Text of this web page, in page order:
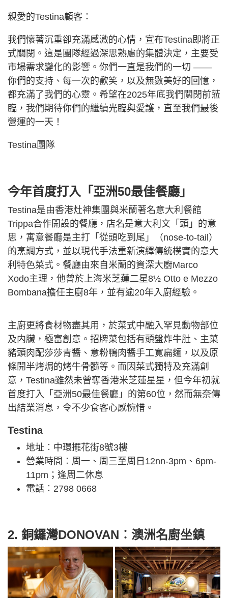
親愛的Testina顧客：
我們懷著沉重卻充滿感激的心情，宣布Testina即將正
式關閉。這是團隊經過深思熟慮的集體決定，主要受
市場需求變化的影響。你們一直是我們的一切 ——
你們的支持、每一次的歡笑，以及無數美好的回憶，
都充滿了我們的心靈。希望在2025年底我們關閉前蒞
臨，我們期待你們的繼續光臨與愛護，直至我們最後
營運的一天！
Testina團隊
今年首度打入「亞洲50最佳餐廳」
Testina是由香港灶神集團與米蘭著名意大利餐館
Trippa合作開設的餐廳，店名是意大利文「頭」的意
思，寓意餐廳是主打「從頭吃到尾」（nose-to-tail）
的烹調方式，並以現代手法重新演繹傳統樸實的意大
利特色菜式。餐廳由來自米蘭的資深大廚Marco
Xodo主理，他曾於上海米芝蓮二星8½ Otto e Mezzo
Bombana擔任主廚8年，並有逾20年入廚經驗。
主廚更將食材物盡其用，於菜式中融入罕見動物部位
及内臟，極富創意。招牌菜包括有頭盤炸牛肚、主菜
豬頭肉配莎莎青醬、意粉鴨肉醬手工寛扁麵，以及原
條開半烤焗的烤牛骨髓等。而因菜式獨特及充滿創
意，Testina雖然未曾奪香港米芝蓮星星，但今年初就
首度打入「亞洲50最佳餐廳」的第60位，然而無奈傳
出結業消息，令不少食客心感惋惜。
Testina
地址︰中環擺花街8號3樓
營業時間︰周一、周三至周日12nn-3pm、6pm-
11pm；逢周二休息
電話︰2798 0668
2. 銅鑼灣DONOVAN︰澳洲名廚坐鎮